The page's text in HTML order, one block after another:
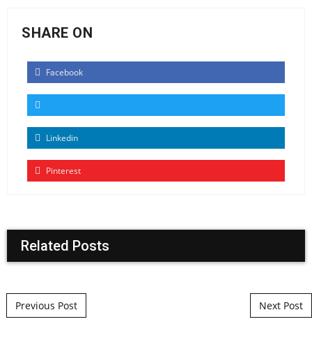
SHARE ON
Facebook
Linkedin
Pinterest
Related Posts
Post navigation
Previous Post Next Post